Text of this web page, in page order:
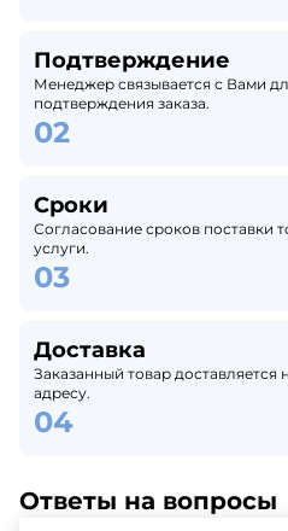
Подтверждение
Менеджер связывается с Вами
подтверждения заказа.
Сроки
Согласование сроков поставки
услуги.
Доставка
Заказанный товар доставляется
адресу.
Ответы на вопросы